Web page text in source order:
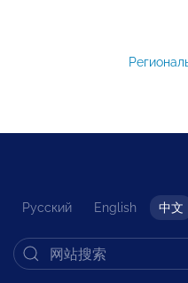
Русский English 中文